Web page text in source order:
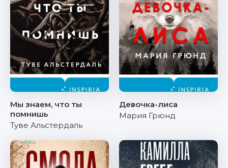
Мы знаем, что ты
помнишь
Туве Альстердаль
Девочка-лиса
Мария Грюнд